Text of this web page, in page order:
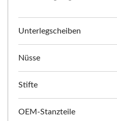
Unterlegscheiben
Nüsse
Stifte
OEM-Stanzteile